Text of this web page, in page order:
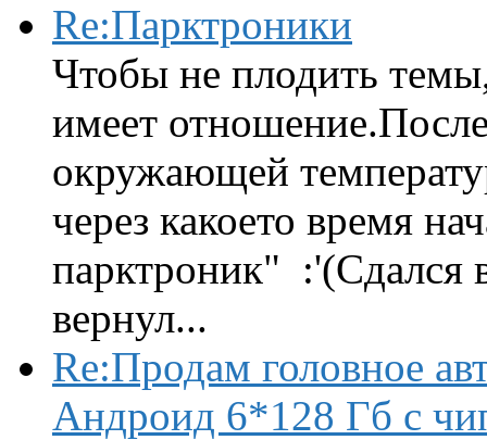
Re:Парктроники
Чтобы не плодить
имеет
окружающей
через какоето время
парктроник" :'(Сдался
вернул...
Re:Продам головное
Андроид 6*128 Гб с